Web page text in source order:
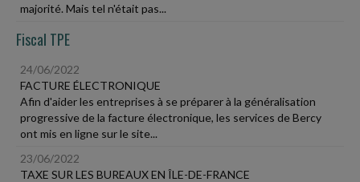
majorité. Mais tel n'était pas...
Fiscal TPE
24/06/2022
FACTURE ÉLECTRONIQUE
Afin d'aider les entreprises à se préparer à la généralisation
progressive de la facture électronique, les services de Bercy
ont mis en ligne sur le site...
23/06/2022
TAXE SUR LES BUREAUX EN ÎLE-DE-FRANCE